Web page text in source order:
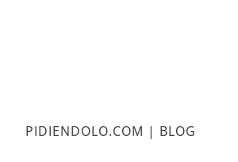
PIDIENDOLO.COM | BLOG